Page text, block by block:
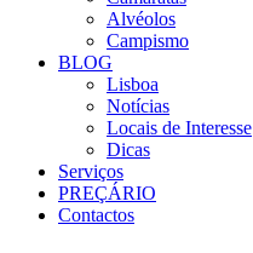
Alvéolos
Campismo
BLOG
Lisboa
Notícias
Locais de Interesse
Dicas
Serviços
PREÇÁRIO
Contactos